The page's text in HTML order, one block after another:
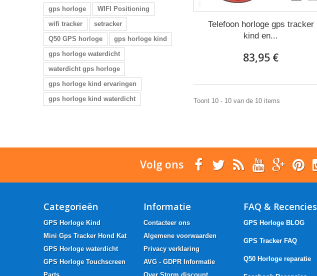
gps horloge
WIFI Positioning
wifi tracker
setracker
Q50 GPS horloge
gps horloge kind
gps horloge waterdicht
waterdicht gps horloge
gps horloge kind ervaringen
gps horloge kind waterdicht
Telefoon horloge gps tracker
kind en...
83,95 €
Toont 10 - 10 van de 10 items
Volg ons
Categorieën
GPS Horloge Kind
Mini Gps Tracker Hond Kat
GPS Horloge waterdicht
GPS Horloge Touchscreen
Informatie
Contacteer ons
Algemene voorwaarden
Privacy verklaring
AVG - GDPR Informatie
FAQ & Recencies
GPS Horloge BLOG
GPS Tracker FAQ
Q50 Horloge reparatie